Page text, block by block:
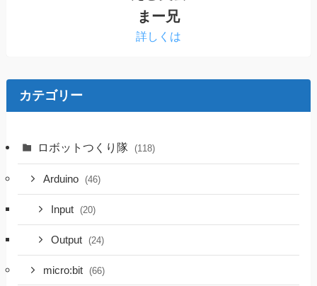
まー兄
詳しくは
カテゴリー
ロボットつくり隊 (118)
Arduino (46)
Input (20)
Output (24)
micro:bit (66)